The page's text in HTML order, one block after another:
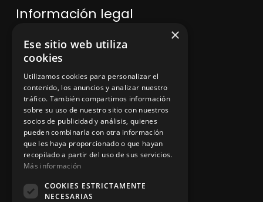
Información legal
Política de privacidad
Aviso legal
App Zine Hostelería
×
Ese sitio web utiliza
cookies
Utilizamos cookies para personalizar el
contenido, los anuncios y analizar nuestro
tráfico. También compartimos información
sobre su uso de nuestro sitio con nuestros
socios de publicidad y análisis, quienes
pueden combinarla con otra información
que les haya proporcionado o que hayan
recopilado a partir del uso de sus servicios.
Más información
COOKIES ESTRICTAMENTE
NECESARIAS